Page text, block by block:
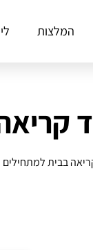
המלצות
בבית למתחילים